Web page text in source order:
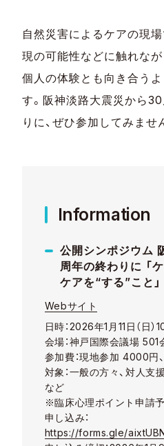
自然災害によるケアの現
現の可能性などに触れなが
個人の体験とも向き合う
す。阪神淡路大震災から
りに、ぜひ参加してみませ
Information
公開シンポジウム
周年の終わりに 「
ケアを“する”こと」
Webサイト
日時：2026年1月11日（日
会場：神戸国際会議場 501
参加費：現地参加 4000円
対象：一般の方々、対人支
など
※臨床心理ポイント申請予
申し込み：
https://forms.gle/